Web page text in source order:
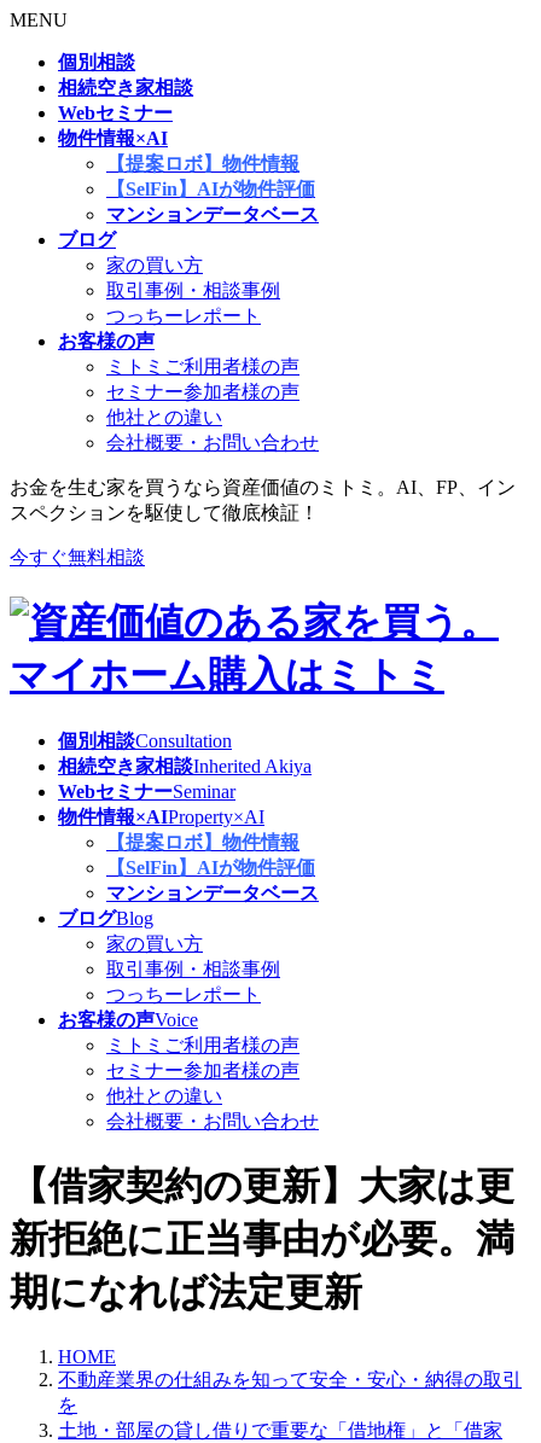
MENU
個別相談
相続空き家相談
Webセミナー
物件情報×AI
【提案ロボ】物件情報
【SelFin】AIが物件評価
マンションデータベース
ブログ
家の買い方
取引事例・相談事例
つっちーレポート
お客様の声
ミトミご利用者様の声
セミナー参加者様の声
他社との違い
会社概要・お問い合わせ
お金を生む家を買うなら資産価値のミトミ。AI、FP、イン
スペクションを駆使して徹底検証！
今すぐ無料相談
個別相談Consultation
相続空き家相談Inherited Akiya
WebセミナーSeminar
物件情報×AIProperty×AI
【提案ロボ】物件情報
【SelFin】AIが物件評価
マンションデータベース
ブログBlog
家の買い方
取引事例・相談事例
つっちーレポート
お客様の声Voice
ミトミご利用者様の声
セミナー参加者様の声
他社との違い
会社概要・お問い合わせ
【借家契約の更新】大家は更
新拒絶に正当事由が必要。満
期になれば法定更新
HOME
不動産業界の仕組みを知って安全・安心・納得の取引
を
土地・部屋の貸し借りで重要な「借地権」と「借家